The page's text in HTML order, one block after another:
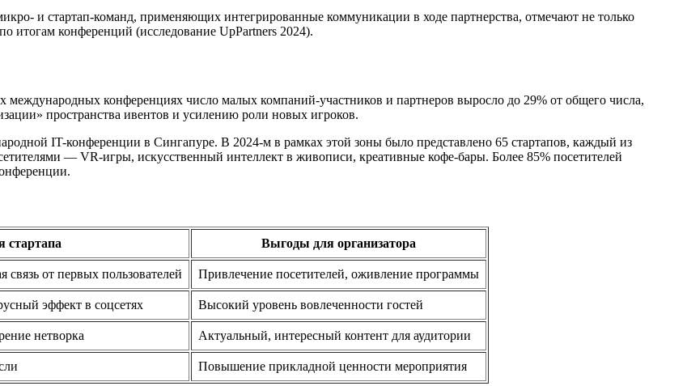
и стартап-команд, применяющих интегрированные коммуникации в ходе партнерства, отмечают не только
итогам конференций (исследование UpPartners 2024).
конференциях число малых компаний-участников и партнеров выросло до 29% от общего числа,
пространства ивентов и усилению роли новых игроков.
IT-конференции в Сингапуре. В 2024-м в рамках этой зоны было представлено 65 стартапов, каждый из
— VR-игры, искусственный интеллект в живописи, креативные кофе-бары. Более 85% посетителей
стартапа Выгоды для организатора
связь от первых пользователей Привлечение посетителей, оживление программы
эффект в соцсетях Высокий уровень вовлеченности гостей
нетворка Актуальный, интересный контент для аудитории
Повышение прикладной ценности мероприятия